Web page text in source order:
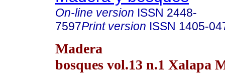
On-line version ISSN 2448-
7597Print version ISSN 1405-
Madera
bosques vol.13 n.1 Xalapa